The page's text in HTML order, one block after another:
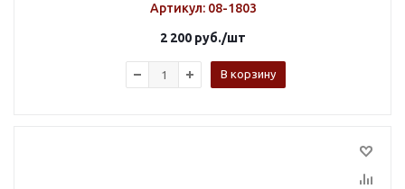
Артикул: 08-1803
2 200 руб./шт
В корзину